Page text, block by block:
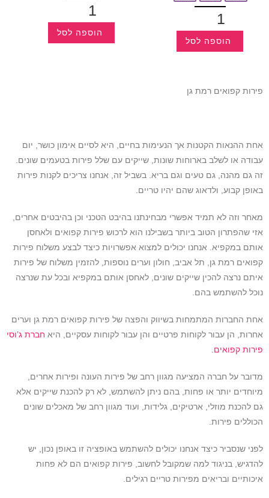
הוספה לסל
הוספה לסל
פירות קפואים רמת גן
אחת ההנאות הקטנות אך הנעימות בחיים, היא לסיים אימון כושר, יום
עבודה או לשלב בארוחות שונות, שייקים עם שלל פירות בטעמים שונים.
זה גם מהנה, גם טעים וגם בריא. בשביל זה, אנחנו צריכים לקנות פירות
באופן קבוע, ולדאוג שהם יהיו טריים.
מאחר וזה לא תמיד אפשרי מבחינתנו בהיבט הטכני וכן בהיבטים אחרים,
אזי שהפתרון הטוב ביותר בשבילנו הוא לרכוש פירות קפואים ולאחסן
אותם במקפיא. אנחנו יכולים למצוא אפשרויות כיצד לבצע משלוח פירות
קפואים רמת גן, תל אביב, חולון וערים נוספות, להזמין משלוח של פירות
איתם נרצה להכין שייקים שונים, לאחסן אותם במקפיא ובכל עת שנרצה
נוכל להשתמש בהם.
אחת החברות המתמחות בשיווק והפצה של פירות קפואים רמת גן וערים
אחרות, הן עבור לקוחות פרטיים והן עבור לקוחות עסקיים, היא חברת ג’וסי
פירות קפואים.
מדובר על חברה המציעה מגוון רחב של פירות העונה ופירות אחרים,
מיוחדים יותר או פחות, בהם ניתן להשתמש, לא רק להכנת שייקים אלא
גם להכנת מוזלי, ארטיקים, גלידות, ועוד מגוון רחב של מאכלים שונים
הכוללים פירות.
לפני שנסביר כיצד אנחנו יכולים להשתמש באופציה זו באופן נכון, יש
להדגיש, בניגוד למה שמקובל לחשוב, פירות קפואים הם לא פחות
איכותיים ובריאים מפירות טריים רגילים.